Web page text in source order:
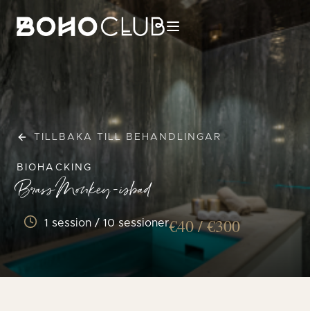
TILLBAKA TILL BEHANDLINGAR
BIOHACKING
Brass Monkey-isbad
1 session / 10 sessioner€40 / €300